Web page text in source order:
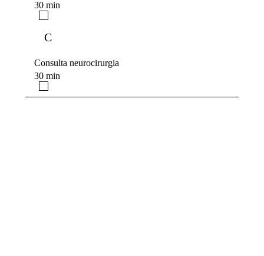
30 min
C
Consulta neurocirurgia
30 min